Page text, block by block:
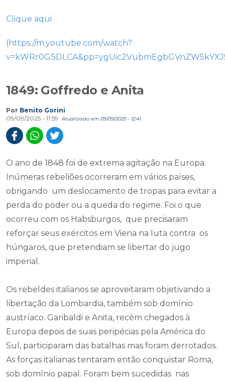
Clique aqui
(https://m.youtube.com/watch?
1849: Goffredo e Anita
Por Benito Gorini
09/09/2025 - 11:59
Atualizado em 09/09/2025 - 12:41
O ano de 1848 foi de extrema agitação na Europa.
Inúmeras rebeliões ocorreram em vários países,
obrigando um deslocamento de tropas para evitar a
perda do poder ou a queda do regime. Foi o que
ocorreu com os Habsburgos, que precisaram
reforçar seus exércitos em Viena na luta contra os
húngaros, que pretendiam se libertar do jugo
imperial.
Os rebeldes italianos se aproveitaram objetivando a
libertação da Lombardia, também sob domínio
austríaco. Garibaldi e Anita, recém chegados à
Europa depois de suas peripécias pela América do
Sul, participaram das batalhas mas foram derrotados.
As forças italianas tentaram então conquistar Roma,
sob domínio papal. Foram bem sucedidas nas